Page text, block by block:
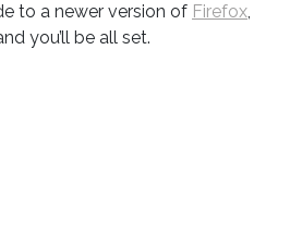
to a newer version of Firefox,
you’ll be all set.